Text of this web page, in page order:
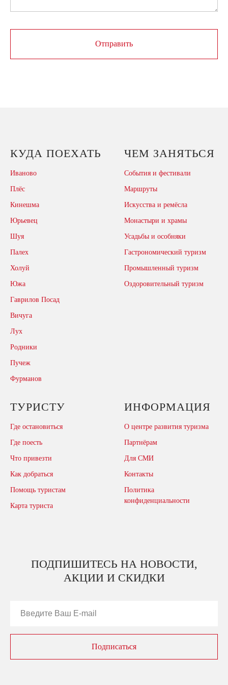
Отправить
КУДА ПОЕХАТЬ
Иваново
Плёс
Кинешма
Юрьевец
Шуя
Палех
Холуй
Южа
Гаврилов Посад
Вичуга
Лух
Родники
Пучеж
Фурманов
ЧЕМ ЗАНЯТЬСЯ
События и фестивали
Маршруты
Искусства и ремёсла
Монастыри и храмы
Усадьбы и особняки
Гастрономический туризм
Промышленный туризм
Оздоровительный туризм
ТУРИСТУ
Где остановиться
Где поесть
Что привезти
Как добраться
Помощь туристам
Карта туриста
ИНФОРМАЦИЯ
О центре развития туризма
Партнёрам
Для СМИ
Контакты
Политика
конфиденциальности
ПОДПИШИТЕСЬ НА НОВОСТИ,
АКЦИИ И СКИДКИ
Подписаться